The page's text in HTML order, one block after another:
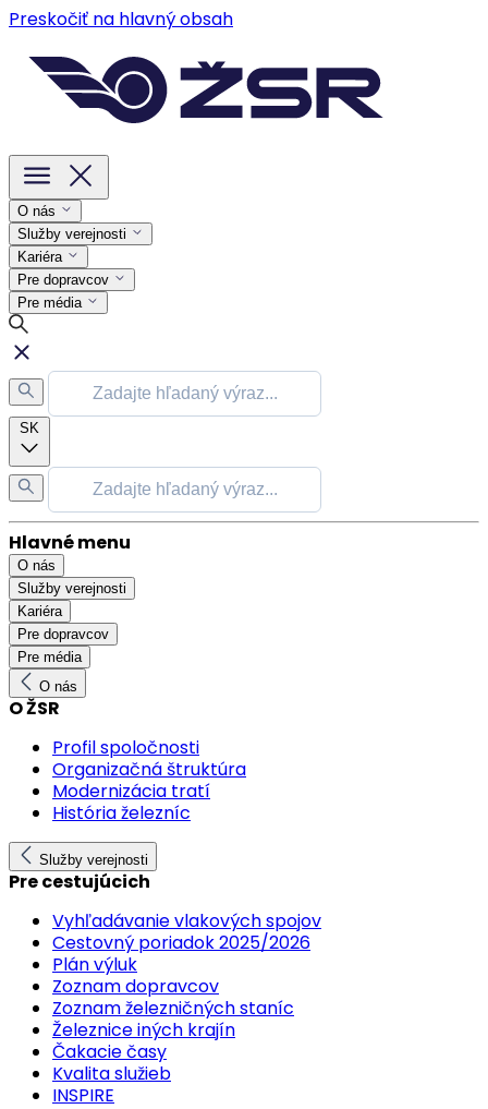
Preskočiť na hlavný obsah
O nás
Služby verejnosti
Kariéra
Pre dopravcov
Pre média
SK
Hlavné menu
O nás
Služby verejnosti
Kariéra
Pre dopravcov
Pre média
O nás
O ŽSR
Profil spoločnosti
Organizačná štruktúra
Modernizácia tratí
História železníc
Služby verejnosti
Pre cestujúcich
Vyhľadávanie vlakových spojov
Cestovný poriadok 2025/2026
Plán výluk
Zoznam dopravcov
Zoznam železničných staníc
Železnice iných krajín
Čakacie časy
Kvalita služieb
INSPIRE